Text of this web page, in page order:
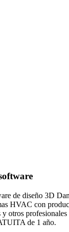
de diseño 3D
HVAC con
y otros
de 1 año.